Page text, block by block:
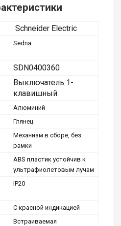
Schneider Electric
Sedna
SDN0400360
Выключатель 1-
клавишный
Алюминий
Глянец
Механизм в сборе, без
рамки
ABS пластик устойчив к
ультрафиолетовым лучам
ІР20
С красной индикацией
Встраиваемая